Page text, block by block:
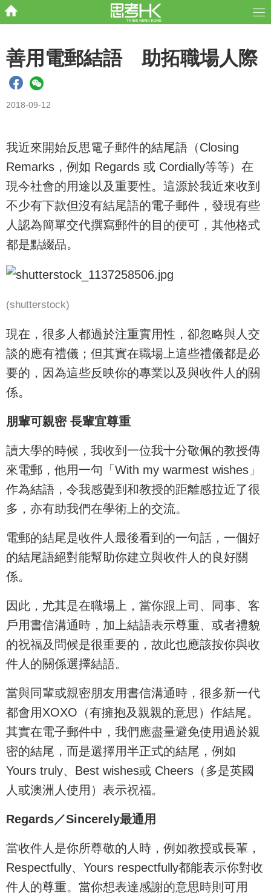
善用電郵結語 助拓職場人際
2018-09-12
我近來開始反思電子郵件的結尾語（Closing
Remarks，例如 Regards 或 Cordially等等）在
現今社會的用途以及重要性。這源於我近來收到
不少有下款但沒有結尾語的電子郵件，發現有些
人認為簡單交代撰寫郵件的目的便可，其他格式
都是點綴品。
(shutterstock)
現在，很多人都過於注重實用性，卻忽略與人交
談的應有禮儀；但其實在職場上這些禮儀都是必
要的，因為這些反映你的專業以及與收件人的關
係。
朋輩可親密 長輩宜尊重
讀大學的時候，我收到一位我十分敬佩的教授傳
來電郵，他用一句「With my warmest wishes」
作為結語，令我感覺到和教授的距離感拉近了很
多，亦有助我們在學術上的交流。
電郵的結尾是收件人最後看到的一句話，一個好
的結尾語絕對能幫助你建立與收件人的良好關
係。
因此，尤其是在職場上，當你跟上司、同事、客
戶用書信溝通時，加上結語表示尊重、或者禮貌
的祝福及問候是很重要的，故此也應該按你與收
件人的關係選擇結語。
當與同輩或親密朋友用書信溝通時，很多新一代
都會用XOXO（有擁抱及親親的意思）作結尾。
其實在電子郵件中，我們應盡量避免使用過於親
密的結尾，而是選擇用半正式的結尾，例如
Yours truly、Best wishes或 Cheers（多是英國
人或澳洲人使用）表示祝福。
Regards／Sincerely最通用
當收件人是你所尊敬的人時，例如教授或長輩，
Respectfully、Yours respectfully都能表示你對收
件人的尊重。當你想表達感謝的意思時則可用